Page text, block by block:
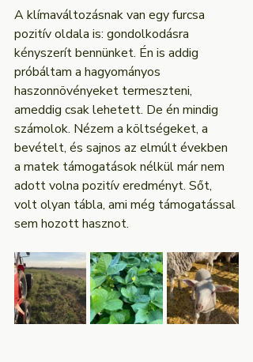
A klímaváltozásnak van egy furcsa
pozitív oldala is: gondolkodásra
kényszerít bennünket. Én is addig
próbáltam a hagyományos
haszonnövényeket termeszteni,
ameddig csak lehetett. De én mindig
számolok. Nézem a költségeket, a
bevételt, és sajnos az elmúlt években
a matek támogatások nélkül már nem
adott volna pozitív eredményt. Sőt,
volt olyan tábla, ami még támogatással
sem hozott hasznot.